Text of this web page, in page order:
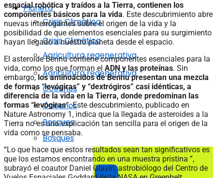
Crisis Climática
Agricultura regenerativa
Océanos
Bosques
Planeta
Crisis Climática
Agricultura regenerativa
Océanos
Bosques
espacial robótica y traídos a la Tierra, contienen los
componentes básicos para la vida. Este descubrimiento abre
nuevas interrogantes sobre el origen de la vida y la
posibilidad de que elementos esenciales para su surgimiento
hayan llegado a nuestro planeta desde el espacio.
El asteroide Bennu contiene componentes esenciales para la
vida, como los que forman el ADN y las proteínas. Sin
embargo,los aminoácidos de Bennu presentan una mezcla
de formas “levógiras” y “dextrógiros” casi idénticas, a
diferencia de la vida en la Tierra, donde predominan las
formas “levógiras“. Este descubrimiento, publicado en
Nature Astronomy 1, indica que la llegada de asteroides a la
Tierra no es una explicación tan sencilla para el origen de la
vida como se pensaba.
“Lo que hace que estos resultados sean tan significativos es
que los estamos encontrando en una muestra prístina ”,
subrayó el coautor Daniel Glavin, astrobiólogo del Centro de